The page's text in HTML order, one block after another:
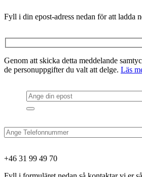
Fyll i din epost-adress nedan för att ladda
Genom att skicka detta meddelande
de personuppgifter du valt att delge. Läs
+46 31 99 49 70